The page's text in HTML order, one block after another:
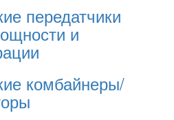
передатчики
и
комбайнеры/